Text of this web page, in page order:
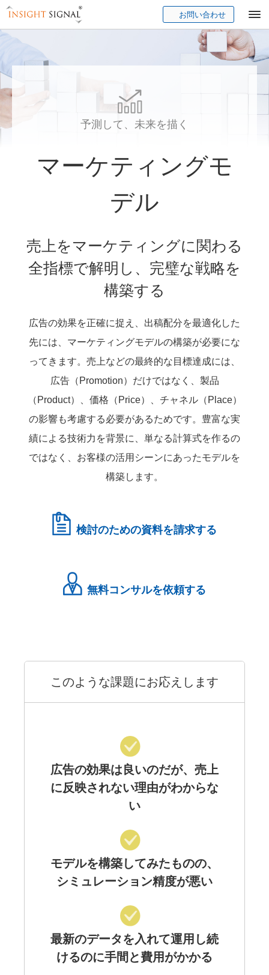
Insight Signal
お問い合わせ
予測して、未来を描く
マーケティングモ
デル
売上をマーケティングに関わる
全指標で解明し、完璧な戦略を
構築する
広告の効果を正確に捉え、出稿配分を最適化した
先には、マーケティングモデルの構築が必要にな
ってきます。売上などの最終的な目標達成には、
広告（Promotion）だけではなく、製品
（Product）、価格（Price）、チャネル（Place）
の影響も考慮する必要があるためです。豊富な実
績による技術力を背景に、単なる計算式を作るの
ではなく、お客様の活用シーンにあったモデルを
構築します。
検討のための資料を請求する
無料コンサルを依頼する
このような課題にお応えします
広告の効果は良いのだが、売上
に反映されない理由がわからな
い
モデルを構築してみたものの、
シミュレーション精度が悪い
最新のデータを入れて運用し続
けるのに手間と費用がかかる